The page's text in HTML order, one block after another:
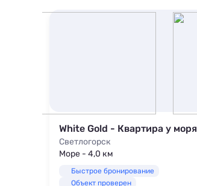
White Gold - Квартира у моря
Светлогорск
Море - 4,0 км
Быстрое бронирование
Объект проверен